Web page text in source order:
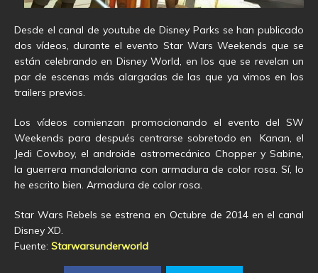
Desde el canal de youtube de Disney Parks se han publicado
dos vídeos, durante el evento Star Wars Weekends que se
están celebrando en Disney World, en los que se revelan un
par de escenas más alargadas de las que ya vimos en los
trailers previos.
Los vídeos comienzan promocionando el evento del SW
Weekends para después centrarse sobretodo en Kanan, el
Jedi Cowboy, el androide astromecánico Chopper y Sabine,
la guerrera mandaloriana con armadura de color rosa. Sí, lo
he escrito bien. Armadura de color rosa.
Star Wars Rebels se estrena en Octubre de 2014 en el canal
Disney XD.
Fuente: Starwarsunderworld